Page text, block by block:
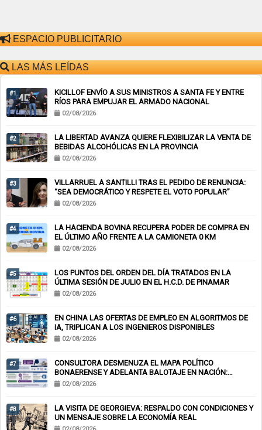
ESPACIO PUBLICITARIO
LAS MÁS LEÍDAS
#1
KICILLOF ENVÍO A SUS MINISTROS A SANTA FE Y ENTRE
RÍOS PARA EMPUJAR EL ARMADO NACIONAL
02/08/2026
#2
LA LIBERTAD AVANZA QUIERE FLEXIBILIZAR LA VENTA DE
BEBIDAS ALCOHÓLICAS EN LA PROVINCIA
02/08/2026
#3
VILLARRUEL A SANTILLI TRAS EL PEDIDO DE RENUNCIA:
“SEA DEMOCRÁTICO Y RESPETE EL VOTO POPULAR”
02/08/2026
#4
LA HACIENDA BOVINA RECUPERA PODER DE COMPRA EN
EL ÚLTIMO AÑO FRENTE A LA CAMIONETA 0 KM
02/08/2026
#5
LOS PUNTOS DEL ORDEN DEL DÍA TRATADOS EN LA
ÚLTIMA SESIÓN DE JULIO EN EL H.C.D. DE PINAMAR
02/08/2026
#6
EN CHINA LAS OFERTAS DE EMPLEO EN ALGORITMOS DE
IA, TRIPLICAN A LOS INGENIEROS DISPONIBLES
02/08/2026
#7
CONSULTORA DESMENUZA EL MAPA POLÍTICO
BONAERENSE Y ADELANTA BALOTAJE EN NACIÓN:
KICILLOF-MILEI
02/08/2026
#8
LA VISITA DE GEORGIEVA: RESPALDO CON CONDICIONES Y
UN MENSAJE SOBRE LA ECONOMÍA REAL